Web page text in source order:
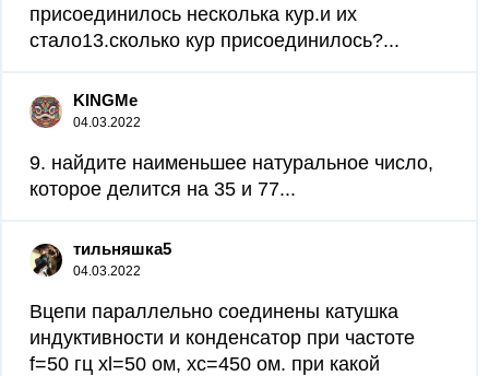
присоединилось несколька кур.и их
стало13.сколько кур присоединилось?...
KINGMe
04.03.2022
9. найдите наименьшее натуральное число,
которое делится на 35 и 77...
тильняшка5
04.03.2022
Вцепи параллельно соединены катушка
индуктивности и конденсатор при частоте
f=50 гц xl=50 ом, xc=450 ом. при какой